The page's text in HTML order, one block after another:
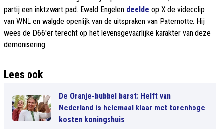
partij een inktzwart pad. Ewald Engelen deelde op X de videoclip
van WNL en walgde openlijk van de uitspraken van Paternotte. Hij
wees de D66'er terecht op het levensgevaarlijke karakter van deze
demonisering.
Lees ook
De Oranje-bubbel barst: Helft van
Nederland is helemaal klaar met torenhoge
kosten koningshuis